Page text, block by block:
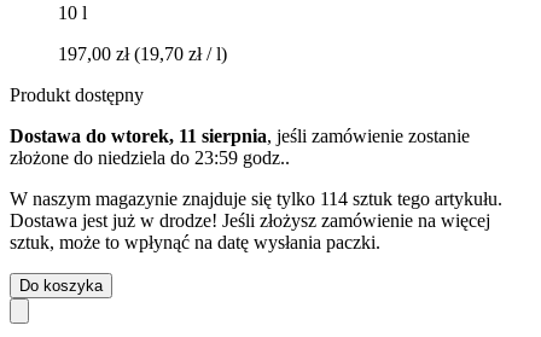
10 l
197,00 zł(19,70 zł / l)
Produkt dostępny
Dostawa do wtorek, 11 sierpnia, jeśli zamówienie zostanie
złożone do niedziela do 23:59 godz..
W naszym magazynie znajduje się tylko 114 sztuk tego artykułu.
Dostawa jest już w drodze! Jeśli złożysz zamówienie na więcej
sztuk, może to wpłynąć na datę wysłania paczki.
Do koszyka